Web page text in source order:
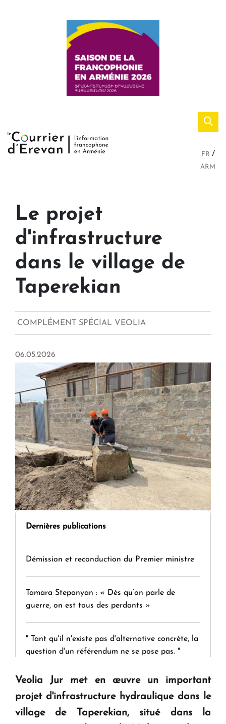
FR
ARM
Le projet
d'infrastructure
dans le village de
Taperekian
COMPLÉMENT SPÉCIAL VEOLIA
06.05.2026
Dernières publications
Démission et reconduction du Premier ministre
Tamara Stepanyan : « Dès qu’on parle de
guerre, on est tous des perdants »
" Tant qu'il n'existe pas d'alternative concrète, la
question d'un référendum ne se pose pas. "
KASA : 30 ans d'audace, de résilience et d'avenir
en Arménie
Veolia Jur met en œuvre un important
projet d'infrastructure hydraulique dans le
village de Taperekian, situé dans la